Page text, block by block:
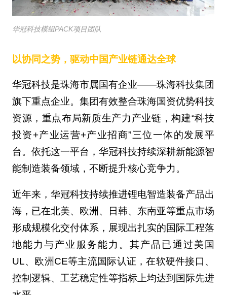
华冠科技模组PACK项目团队
以协同之势，驱动中国产业链通达全球
华冠科技是珠海市属国有企业——珠海科技集团
旗下重点企业。集团有效整合珠海国资优势科技
资源，重点布局新质生产力产业链，构建“科技
投资+产业运营+产业招商”三位一体的发展平
台。依托这一平台，华冠科技持续深耕新能源智
能制造装备领域，不断提升核心竞争力。
近年来，华冠科技持续推进锂电智造装备产品出
海，已在北美、欧洲、日韩、东南亚等重点市场
形成规模化交付体系，展现出扎实的国际工程落
地能力与产业服务能力。其产品已通过美国
UL、欧洲CE等主流国际认证，在软硬件接口、
控制逻辑、工艺稳定性等指标上均达到国际先进